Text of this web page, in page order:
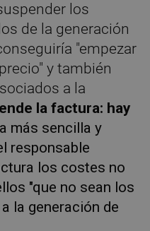
los
de la generación
"empezar
y también
a la
la factura: hay
más sencilla y
responsable
los costes no
"que no sean los
la generación de